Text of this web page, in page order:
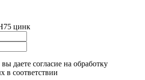
цинк
даете согласие на обработку
в соответствии